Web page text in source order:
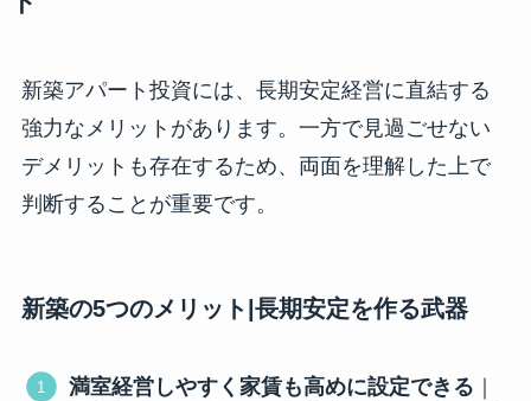
新築アパート投資には、長期安定経営に直結する
強力なメリットがあります。一方で見過ごせない
デメリットも存在するため、両面を理解した上で
判断することが重要です。
新築の5つのメリット|長期安定を作る武器
満室経営しやすく家賃も高めに設定できる